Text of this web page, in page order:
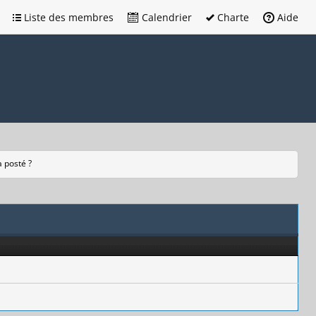
Liste des membres Calendrier Charte Aide
posté ?